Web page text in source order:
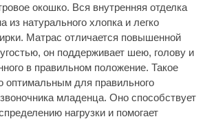
окошко. Вся внутренняя отделка
из натурального хлопка и легко
Матрас отличается повышенной
он поддерживает шею, голову и
в правильном положение. Такое
оптимальным для правильного
младенца. Оно способствует
нагрузки и помогает